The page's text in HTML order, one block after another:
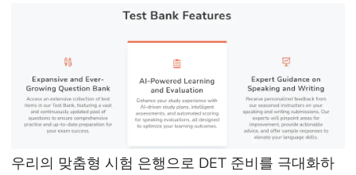
우리의 맞춤형 시험 은행으로 DET 준비를 극대화하